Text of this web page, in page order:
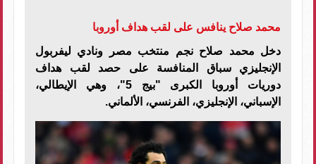
محمد صلاح ينافس على لقب هداف أوروبا
دخل محمد صلاح نجم منتخب مصر ونادي ليفربول
الإنجليزي سباق المنافسة على حصد لقب هداف
دوريات أوروبا الكبرى "بيج 5"، وهي الإيطالي،
الإسباني، الإنجليزي، الفرنسي، الألماني.